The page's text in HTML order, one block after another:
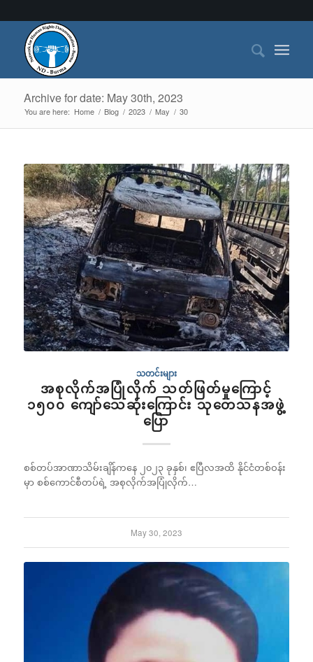
Archive for date: May 30th, 2023
You are here: Home / Blog / 2023 / May / 30
သတင်းများ
အစုလိုက်အပြုံလိုက် သတ်ဖြတ်မှုကြောင့်
၁၅၀၀ ကျော်သေဆုံးကြောင်း သုတေသနအဖွဲ့
ပြော
စစ်တပ်အာဏာသိမ်းချိန်ကနေ ၂၀၂၃ ခုနှစ်၊ ဧပြီလအထိ နိုင်ငံတစ်ဝန်း
မှာ စစ်ကောင်စီတပ်ရဲ့ အစုလိုက်အပြုံလိုက်…
May 30, 2023